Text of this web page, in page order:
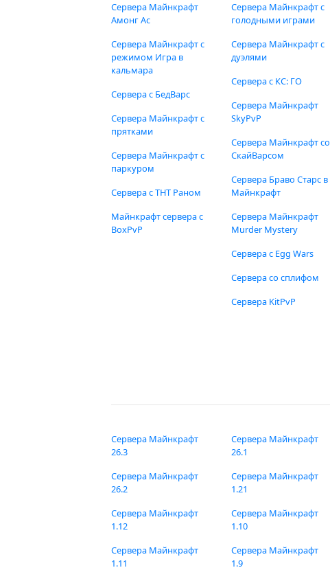
Сервера Майнкрафт
Амонг Ас
Сервера Майнкрафт с
режимом Игра в
кальмара
Сервера с БедВарс
Сервера Майнкрафт с
прятками
Сервера Майнкрафт с
паркуром
Сервера с ТНТ Раном
Майнкрафт сервера с
BoxPvP
Сервера Майнкрафт с
голодными играми
Сервера Майнкрафт с
дуэлями
Сервера с КС: ГО
Сервера Майнкрафт
SkyPvP
Сервера Майнкрафт со
СкайВарсом
Сервера Браво Старс в
Майнкрафт
Сервера Майнкрафт
Murder Mystery
Сервера с Egg Wars
Сервера со сплифом
Сервера KitPvP
Сервера Майнкрафт
26.3
Сервера Майнкрафт
26.2
Сервера Майнкрафт
26.1
Сервера Майнкрафт
1.21
Сервера Майнкрафт
1.12
Сервера Майнкрафт
1.11
Сервера Майнкрафт
1.10
Сервера Майнкрафт
1.9